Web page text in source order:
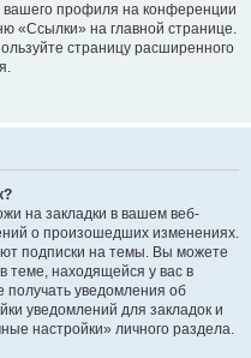
профиля на конференции
«Ссылки» на главной странице.
страницу расширенного
на закладки в вашем веб-
о произошедших изменениях.
подписки на темы. Вы можете
теме, находящейся у вас в
получать уведомления об
уведомлений для закладок и
настройки» личного раздела.